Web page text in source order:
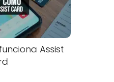
Assist